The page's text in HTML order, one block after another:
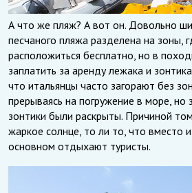
А что же пляж? А вот он. Довольно
песчаного пляжа разделена на зоны,
расположиться бесплатно, но в
заплатить за аренду лежака и
что итальянцы часто загорают без
прерываясь на погружение в море, но
зонтики были раскрыты. Причиной
жаркое солнце, то ли то, что вместо
основном отдыхают туристы.